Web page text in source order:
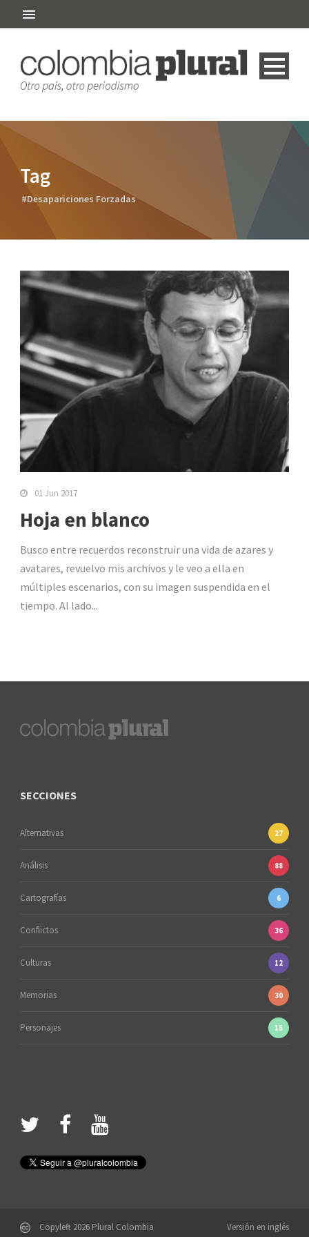
Tag
#Desapariciones Forzadas
01 Jun 2017
Hoja en blanco
Busco entre recuerdos reconstruir una vida de azares y
avatares, revuelvo mis archivos y le veo a ella en
múltiples escenarios, con su imagen suspendida en el
tiempo. Al lado...
SECCIONES
Alternativas 27
Análisis 88
Cartografías 6
Conflictos 36
Culturas 12
Memorias 30
Personajes 15
Copyleft 2026 Plural Colombia Versión en inglés